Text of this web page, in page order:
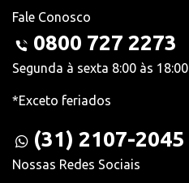
Fale Conosco
0800 727 2273
Segunda à sexta 8:00 às 18:00
*Exceto feriados
(31) 2107-2045
Nossas Redes Sociais